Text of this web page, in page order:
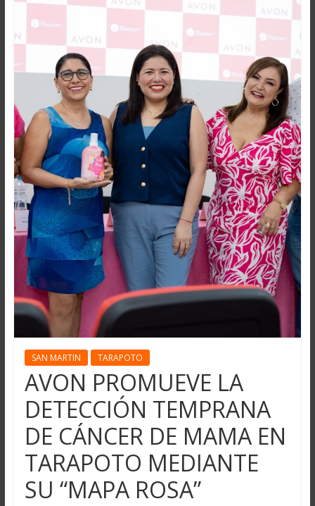
SAN MARTIN TARAPOTO
AVON PROMUEVE LA
DETECCIÓN TEMPRANA
DE CÁNCER DE MAMA EN
TARAPOTO MEDIANTE
SU “MAPA ROSA”